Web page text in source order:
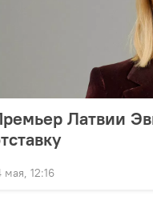
Латвии
мая, 12:16